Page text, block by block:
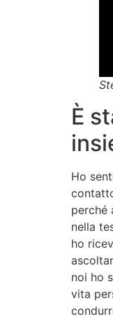
È
Ho
perché
nella
ho
noi ho
vita